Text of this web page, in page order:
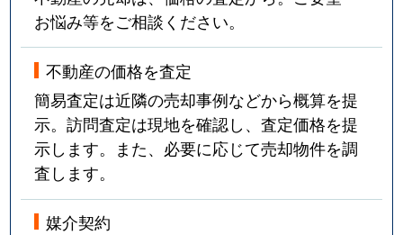
お悩み等をご相談ください。
不動産の価格を査定
簡易査定は近隣の売却事例などから概算を提
示。訪問査定は現地を確認し、査定価格を提
示します。また、必要に応じて売却物件を調
査します。
媒介契約